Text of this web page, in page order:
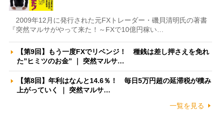
2009年12月に発行された元FXトレーダー・磯貝清明氏の著書
『突然マルサがやって来た！～FXで10億円稼い…
【第9回】もう一度FXでリベンジ！ 種銭は差し押さえを免れ
た”ヒミツのお金” ｜ 突然マルサ…
【第8回】年利はなんと14.6％！ 毎日5万円超の延滞税が積み
上がっていく ｜ 突然マルサ…
一覧を見る